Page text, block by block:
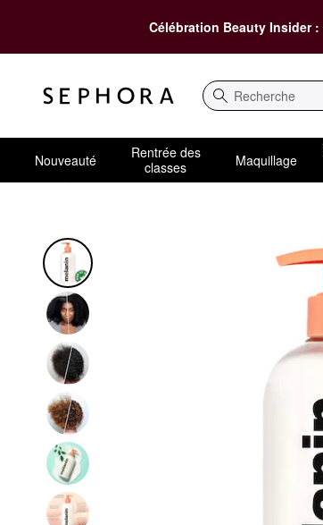
Célébration Beauty Insider :
Recherche
Nouveauté
Rentrée des
classes
Maquillage